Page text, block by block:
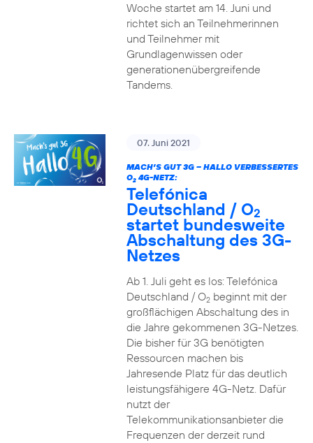
Woche startet am 14. Juni und
richtet sich an Teilnehmerinnen
und Teilnehmer mit
Grundlagenwissen oder
generationenübergreifende
Tandems.
07. Juni 2021
MACH’S GUT 3G – HALLO VERBESSERTES
O24G-NETZ:
Telefónica
Deutschland / O2
startet bundesweite
Abschaltung des 3G-
Netzes
Ab 1. Juli geht es los: Telefónica
Deutschland / O2beginnt mit der
großflächigen Abschaltung des in
die Jahre gekommenen 3G-Netzes.
Die bisher für 3G benötigten
Ressourcen machen bis
Jahresende Platz für das deutlich
leistungsfähigere 4G-Netz. Dafür
nutzt der
Telekommunikationsanbieter die
Frequenzen der derzeit rund